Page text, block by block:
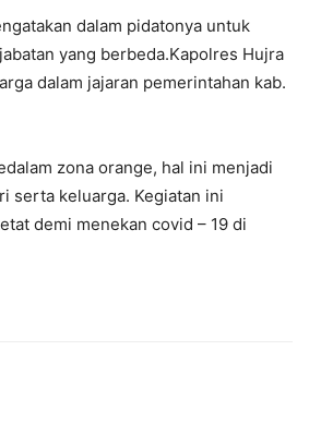
dalam pidatonya untuk
yang berbeda.Kapolres Hujra
dalam jajaran pemerintahan kab.
zona orange, hal ini menjadi
serta keluarga. Kegiatan ini
demi menekan covid – 19 di